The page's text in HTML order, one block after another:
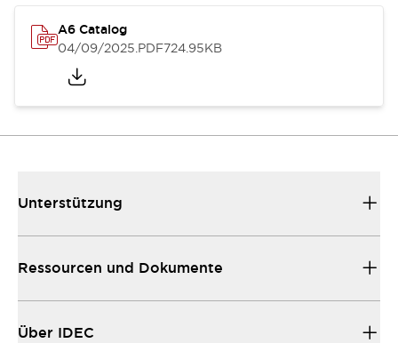
A6 Catalog
04/09/2025.PDF724.95KB
Unterstützung
Ressourcen und Dokumente
Über IDEC